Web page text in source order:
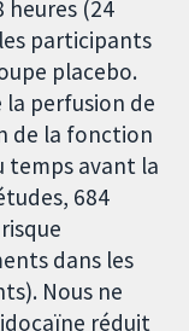
heures (24
participants
placebo.
la perfusion de
de la fonction
temps avant la
684
dans les
Nous ne
réduit